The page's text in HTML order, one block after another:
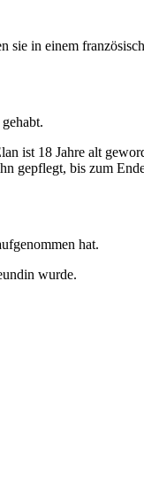
in einem
ist 18 Jahre alt
gepflegt, bis zum
hat.
wurde.